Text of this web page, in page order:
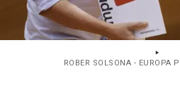
ROBER SOLSONA - EUROPA